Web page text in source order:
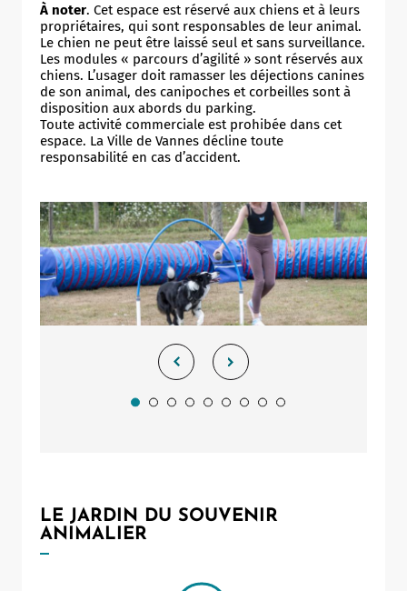
À noter. Cet espace est réservé aux chiens et à leurs
propriétaires, qui sont responsables de leur animal.
Le chien ne peut être laissé seul et sans surveillance.
Les modules « parcours d’agilité » sont réservés aux
chiens. L’usager doit ramasser les déjections canines
de son animal, des canipoches et corbeilles sont à
disposition aux abords du parking.
Toute activité commerciale est prohibée dans cet
espace. La Ville de Vannes décline toute
responsabilité en cas d’accident.
LE JARDIN DU SOUVENIR
ANIMALIER